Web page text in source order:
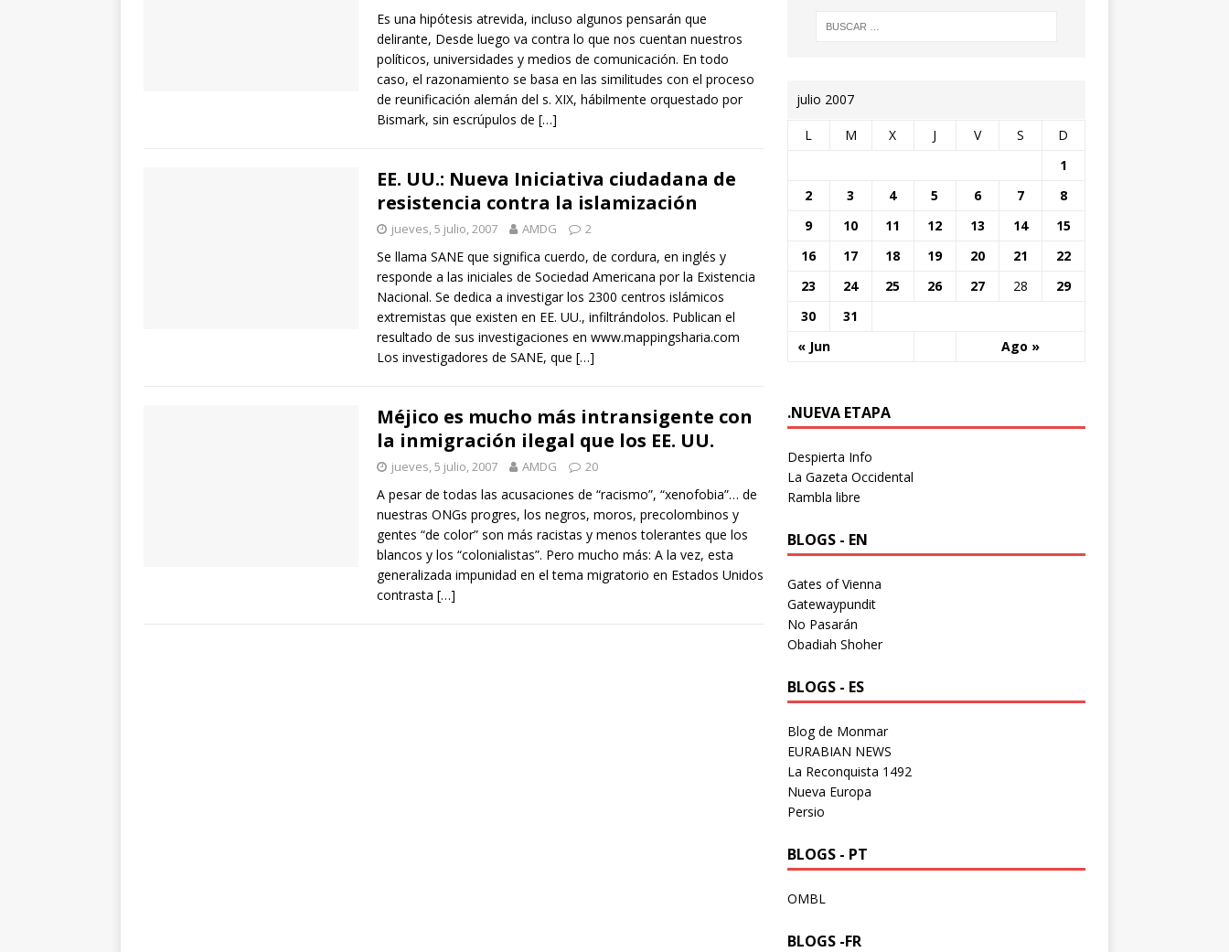
Es una hipótesis atrevida, incluso algunos pensarán que
delirante, Desde luego va contra lo que nos cuentan nuestros
políticos, universidades y medios de comunicación. En todo
caso, el razonamiento se basa en las similitudes con el proceso
de reunificación alemán del s. XIX, hábilmente orquestado por
Bismark, sin escrúpulos de […]
EE. UU.: Nueva Iniciativa ciudadana de
resistencia contra la islamización
jueves, 5 julio, 2007 AMDG 2
Se llama SANE que significa cuerdo, de cordura, en inglés y
responde a las iniciales de Sociedad Americana por la Existencia
Nacional. Se dedica a investigar los 2300 centros islámicos
extremistas que existen en EE. UU., infiltrándolos. Publican el
resultado de sus investigaciones en www.mappingsharia.com
Los investigadores de SANE, que […]
Méjico es mucho más intransigente con
la inmigración ilegal que los EE. UU.
jueves, 5 julio, 2007 AMDG 20
A pesar de todas las acusaciones de “racismo”, “xenofobia”… de
nuestras ONGs progres, los negros, moros, precolombinos y
gentes “de color” son más racistas y menos tolerantes que los
blancos y los “colonialistas”. Pero mucho más: A la vez, esta
generalizada impunidad en el tema migratorio en Estados Unidos
contrasta […]
julio 2007
L M X J V S D
« Jun Ago »
1
2
3 4 5 6 7
8
9
10 11 12 13 14
15
16
17 18 19 20 21
22
23
24 25 26 27 28
29
30
31
.NUEVA ETAPA
Despierta Info
La Gazeta Occidental
Rambla libre
BLOGS - EN
Gates of Vienna
Gatewaypundit
No Pasarán
Obadiah Shoher
BLOGS - ES
Blog de Monmar
EURABIAN NEWS
La Reconquista 1492
Nueva Europa
Persio
BLOGS - PT
OMBL
BLOGS -FR